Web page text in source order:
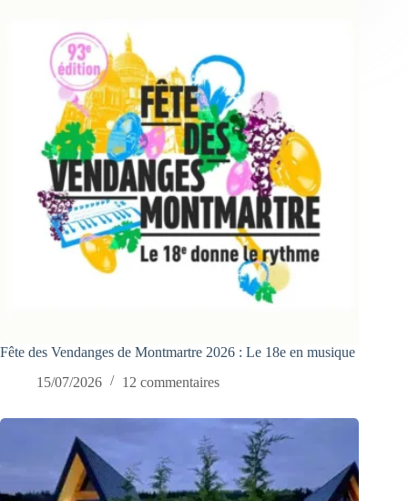
Fête des Vendanges de Montmartre 2026 : Le 18e en musique
15/07/2026
12 commentaires